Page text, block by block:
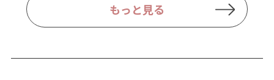
もっと見る